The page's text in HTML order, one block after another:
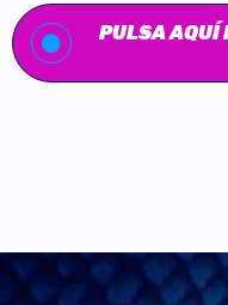
PULSA AQUÍ